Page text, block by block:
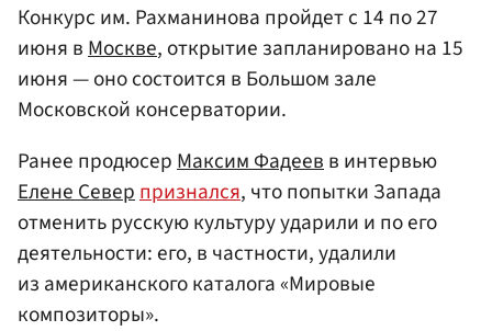
Конкурс им. Рахманинова пройдет с 14 по 27
июня вМоскве, открытие запланировано на 15
июня — оно состоится в Большом зале
Московской консерватории.
Ранее продюсерМаксим Фадеевв интервью
Елене Северпризнался, что попытки Запада
отменить русскую культуру ударили и по его
деятельности: его, в частности, удалили
из американского каталога «Мировые
композиторы».